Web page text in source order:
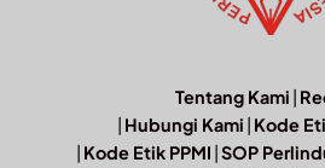
Tentang Kami |
| Hubungi Kami | Kode
| Kode Etik PPMI |SOP